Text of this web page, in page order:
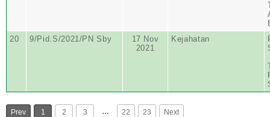
20
9/Pid.S/2021/PN Sby
17 Nov
2021
Kejahatan
Prev 1 2 3 … 22 23 Next